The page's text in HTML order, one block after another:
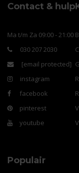
Contact & hulp
Ma t/m Za 09:00 - 21:00
030 207 2030
[email protected]
instagram
facebook
pinterest
youtube
Populair